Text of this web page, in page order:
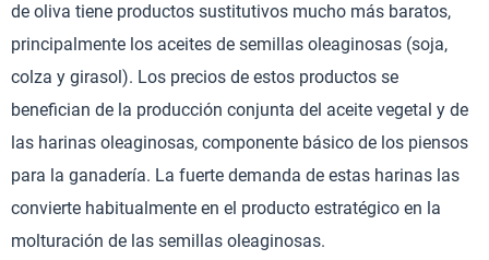
de oliva tiene productos sustitutivos mucho más baratos,
principalmente los aceites de semillas oleaginosas (soja,
colza y girasol). Los precios de estos productos se
benefician de la producción conjunta del aceite vegetal y de
las harinas oleaginosas, componente básico de los piensos
para la ganadería. La fuerte demanda de estas harinas las
convierte habitualmente en el producto estratégico en la
molturación de las semillas oleaginosas.